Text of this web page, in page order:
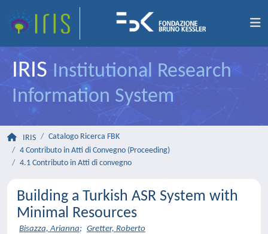
IRIS Institutional Research
Information System
IRIS
Catalogo Ricerca FBK
4 Contributo in Atti di Convegno (Proceeding)
4.1 Contributo in Atti di convegno
Building a Turkish ASR System with
Minimal Resources
Bisazza, Arianna; Gretter, Roberto